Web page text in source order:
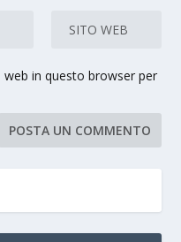
in questo browser per